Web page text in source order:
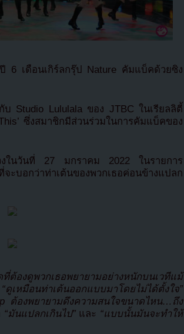
6 เดือนเกิร์ลกรุ๊ป Nature คัมแบ็คด้วยซิง
Studio Lululala ของ JTBC ในเรียลลิตี้
ซึ่งสมาชิกมีส่วนร่วมในการคัมแบ็คของ
วงในวันที่ 27 มกราคม 2022 ในรายการ
อกว่าท่าเต้นของพวกเธอค่อนข้างแปลก
ที่ต้องดูพวกเธอพยายามอย่างหนักบนเวทีแม้
“ดูเหมือนท่าเต้นออกแบบมาโดยไม่ได้ตั้งใจ”
ต้องพยายามดึงความสนใจขนาดไหน…ถึง
“มันแปลกเกินไป”และ “แบบนั้นมันจะทำให้